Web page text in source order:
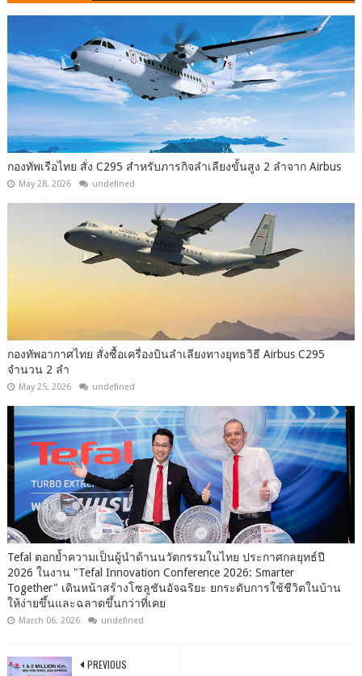
กองทัพเรือไทย สั่ง C295 สำหรับภารกิจลำเลียงขั้นสูง 2 ลำจาก Airbus
May 28, 2026 undefined
กองทัพอากาศไทย สั่งซื้อเครื่องบินลำเลียงทางยุทธวิธี Airbus C295
จำนวน 2 ลำ
May 25, 2026 undefined
Tefal ตอกย้ำความเป็นผู้นำด้านนวัตกรรมในไทย ประกาศกลยุทธ์ปี
2026 ในงาน "Tefal Innovation Conference 2026: Smarter
Together" เดินหน้าสร้างโซลูชันอัจฉริยะ ยกระดับการใช้ชีวิตในบ้าน
ให้ง่ายขึ้นและฉลาดขึ้นกว่าที่เคย
March 06, 2026 undefined
PREVIOUS